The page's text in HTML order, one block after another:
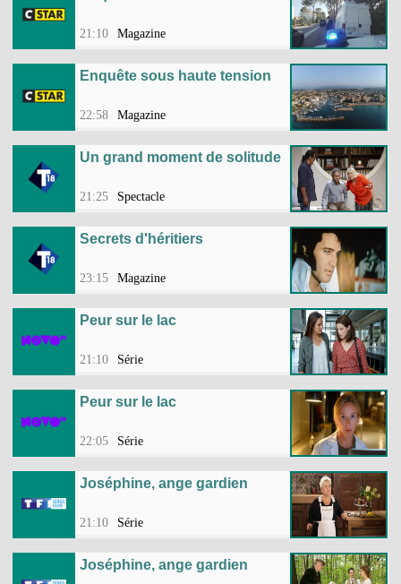
21:10 Magazine
Enquête sous haute tension
22:58 Magazine
Un grand moment de solitude
21:25 Spectacle
Secrets d'héritiers
23:15 Magazine
Peur sur le lac
21:10 Série
Peur sur le lac
22:05 Série
Joséphine, ange gardien
21:10 Série
Joséphine, ange gardien